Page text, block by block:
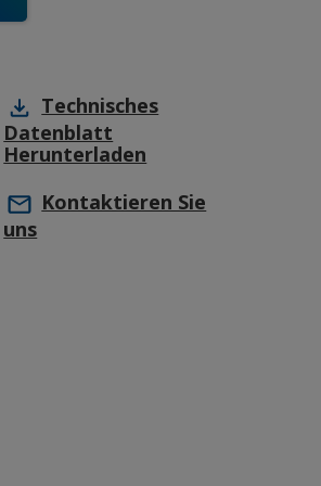
Technisches
Datenblatt
Herunterladen
Kontaktieren Sie
uns